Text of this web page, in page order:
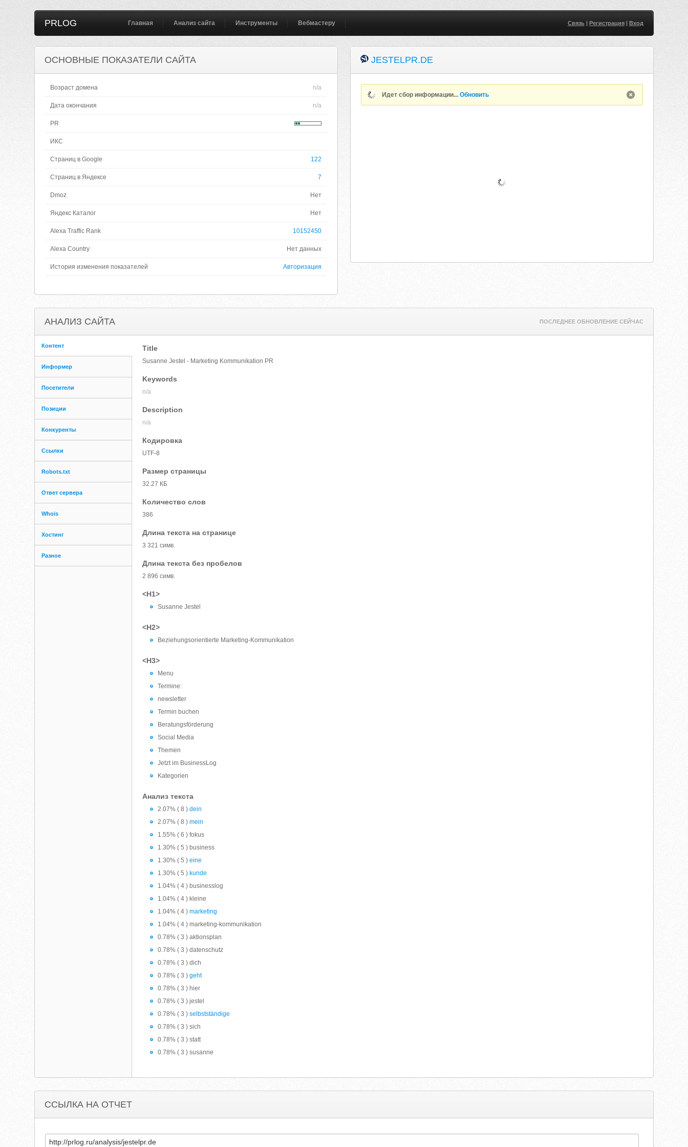
PRLOG Главная Анализ сайта Инструменты Вебмастеру Связь| Регистрация| Вход
ОСНОВНЫЕ ПОКАЗАТЕЛИ САЙТА
Возраст домена n/a
Дата окончания n/a
PR
ИКС
Страниц в Google 122
Страниц в Яндексе 7
Dmoz Нет
Яндекс Каталог Нет
Alexa Traffic Rank 10152450
Alexa Country Нет данных
История изменения показателей Авторизация
JESTELPR.DE
Идет сбор информации...Обновить
АНАЛИЗ САЙТА ПОСЛЕДНЕЕ ОБНОВЛЕНИЕ СЕЙЧАС
Контент
Информер
Посетители
Позиции
Конкуренты
Ссылки
Robots.txt
Ответ сервера
Whois
Хостинг
Разное
Title
Susanne Jestel - Marketing Kommunikation PR
Keywords
n/a
Description
n/a
Кодировка
UTF-8
Размер страницы
32.27 КБ
Количество слов
386
Длина текста на странице
3 321 симв.
Длина текста без пробелов
2 896 симв.
<H1>
Susanne Jestel
<H2>
Beziehungsorientierte Marketing-Kommunikation
<H3>
Menu
Termine:
newsletter
Termin buchen
Beratungsförderung
Social Media
Themen
Jetzt im BusinessLog
Kategorien
Анализ текста
2.07% ( 8 )dein
2.07% ( 8 )mein
1.55% ( 6 ) fokus
1.30% ( 5 ) business
1.30% ( 5 )eine
1.30% ( 5 ) kunde
1.04% ( 4 ) businesslog
1.04% ( 4 ) kleine
1.04% ( 4 )marketing
1.04% ( 4 ) marketing-kommunikation
0.78% ( 3 ) aktionsplan
0.78% ( 3 ) datenschutz
0.78% ( 3 ) dich
0.78% ( 3 )geht
0.78% ( 3 ) hier
0.78% ( 3 ) jestel
0.78% ( 3 )selbstständige
0.78% ( 3 ) sich
0.78% ( 3 ) statt
0.78% ( 3 ) susanne
ССЫЛКА НА ОТЧЕТ